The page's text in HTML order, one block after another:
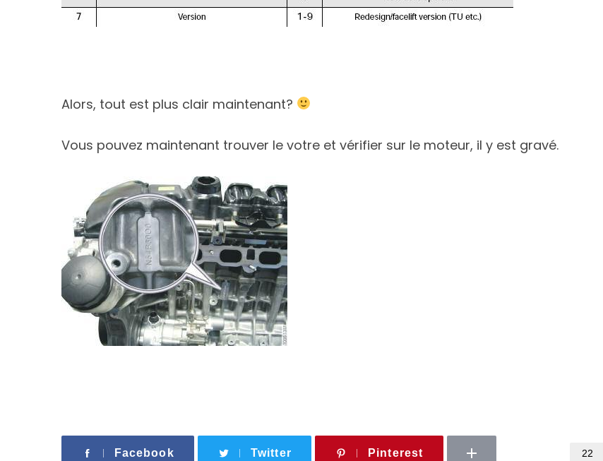
Alors, tout est plus clair maintenant?
Vous pouvez maintenant trouver le votre et vérifier sur le moteur, il y est gravé.
22
Facebook Twitter Pinterest